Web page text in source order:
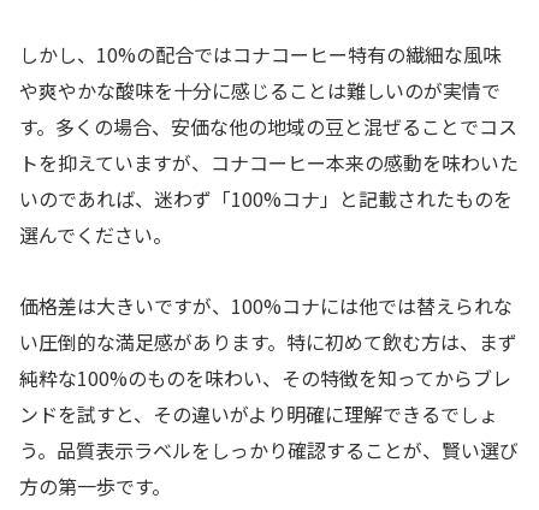
しかし、10%の配合ではコナコーヒー特有の繊細な風味
や爽やかな酸味を十分に感じることは難しいのが実情で
す。多くの場合、安価な他の地域の豆と混ぜることでコス
トを抑えていますが、コナコーヒー本来の感動を味わいた
いのであれば、迷わず「100%コナ」と記載されたものを
選んでください。
価格差は大きいですが、100%コナには他では替えられな
い圧倒的な満足感があります。特に初めて飲む方は、まず
純粋な100%のものを味わい、その特徴を知ってからブレ
ンドを試すと、その違いがより明確に理解できるでしょ
う。品質表示ラベルをしっかり確認することが、賢い選び
方の第一歩です。